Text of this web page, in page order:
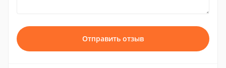
Отправить отзыв